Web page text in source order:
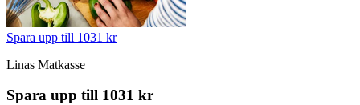
Spara upp till 1031 kr
Linas Matkasse
Spara upp till 1031 kr